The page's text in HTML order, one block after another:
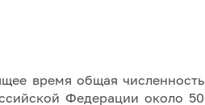
время общая численность
Федерации около 50